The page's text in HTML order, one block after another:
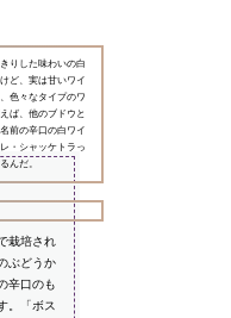
りした味わいの白
ど、実は甘いワイ
色々なタイプのワ
ば、他のブドウと
前の辛口の白ワイ
・シャッケトラっ
んだ。
栽培され
ぶどうか
辛口のも
。「ボス